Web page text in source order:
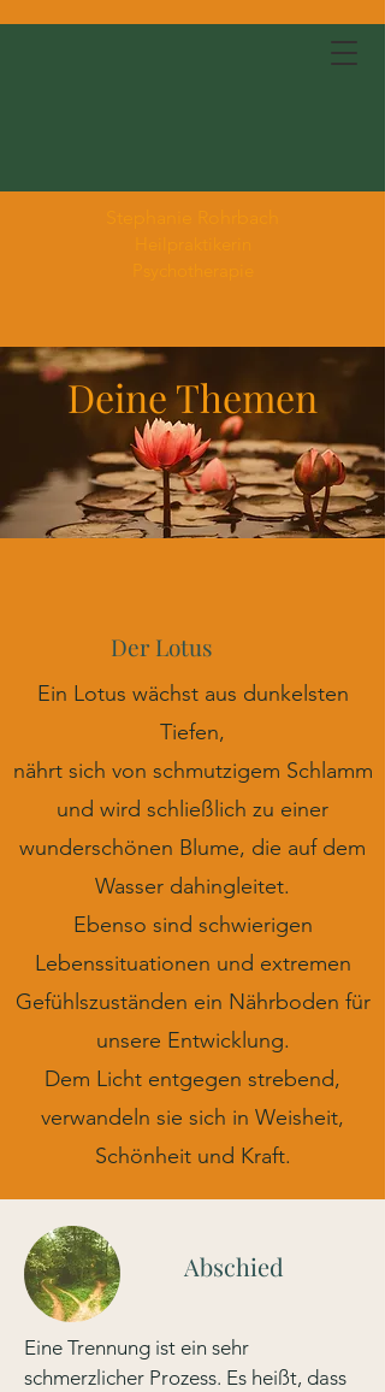
Deine Themen
Der Lotus
Ein Lotus wächst aus dunkelsten
Tiefen,
nährt sich von schmutzigem Schlamm
und wird schließlich zu einer
wunderschönen Blume, die auf dem
Wasser dahingleitet.
Ebenso sind schwierigen
Lebenssituationen und extremen
Gefühlszuständen ein Nährboden für
unsere Entwicklung.
Dem Licht entgegen strebend,
verwandeln sie sich in Weisheit,
Schönheit und Kraft.
Abschied
Eine Trennung ist ein sehr
schmerzlicher Prozess. Es heißt, dass